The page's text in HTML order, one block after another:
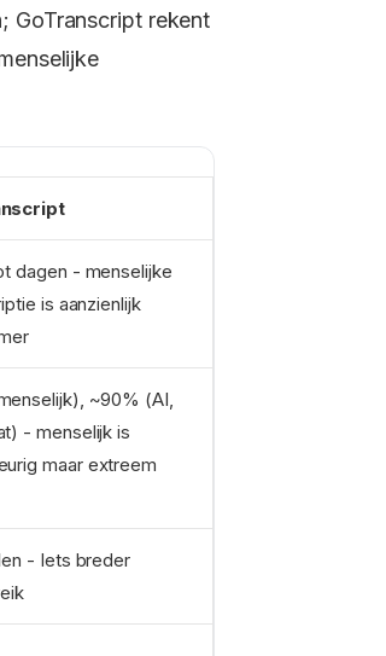
GoTranscript rekent
dagen - menselijke
is aanzienlijk
~90% (AI,
- menselijk is
maar extreem
- Iets breder